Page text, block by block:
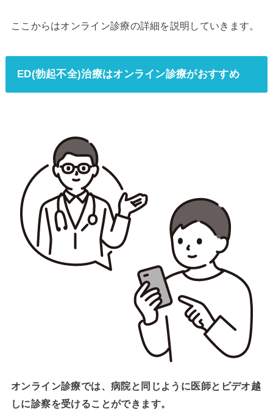
ここからはオンライン診療の詳細を説明していきます。
ED(勃起不全)治療はオンライン診療がおすすめ
オンライン診療では、病院と同じように医師とビデオ越
しに診察を受けることができます。